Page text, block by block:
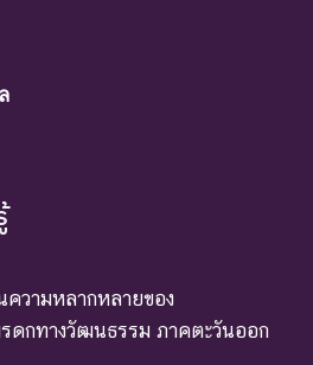
วามหลากหลายของ
ดกทางวัฒนธรรม ภาคตะวันออก